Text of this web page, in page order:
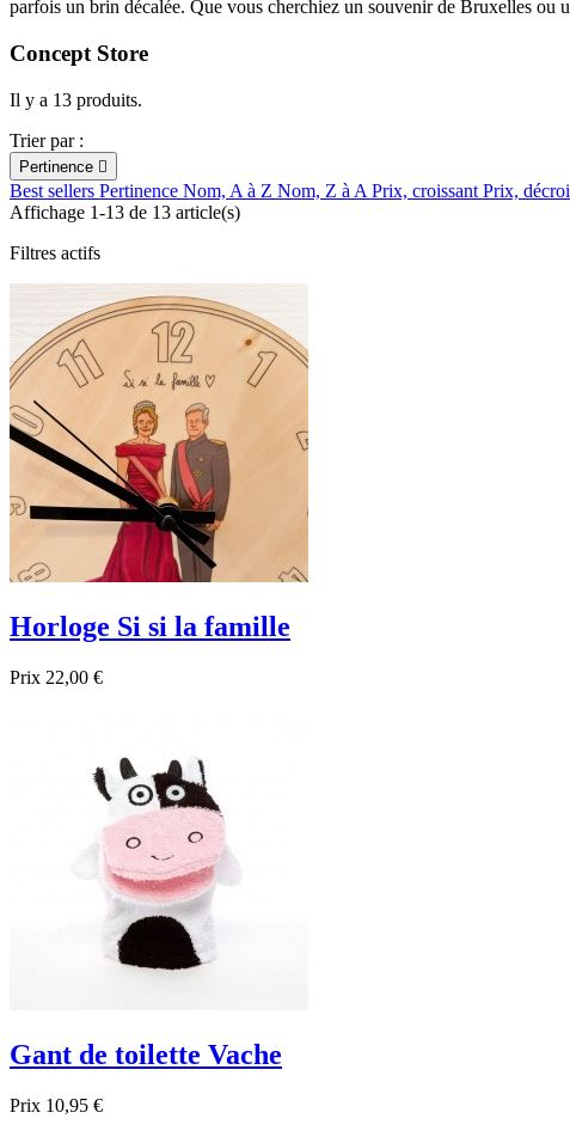
parfois un brin décalée. Que vous cherchiez un souvenir de Bruxelles ou
Concept Store
Il y a 13 produits.
Trier par :
Pertinence 
Best sellers Pertinence Nom, A à Z Nom, Z à A Prix, croissant Prix,
Affichage 1-13 de 13 article(s)
Filtres actifs
Horloge Si si la famille
Prix 22,00 €
Gant de toilette Vache
Prix 10,95 €